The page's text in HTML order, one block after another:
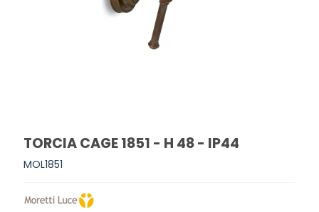
TORCIA CAGE 1851 - H 48 - IP44
MOL1851